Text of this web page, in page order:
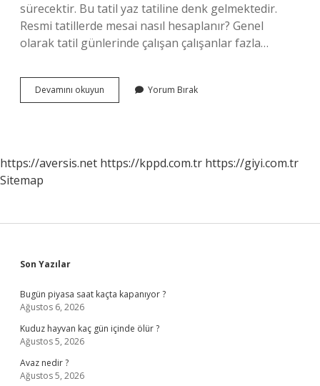
sürecektir. Bu tatil yaz tatiline denk gelmektedir.
Resmi tatillerde mesai nasıl hesaplanır? Genel
olarak tatil günlerinde çalışan çalışanlar fazla…
Devamını okuyun
Yılı
Yorum Bırak
https://aversis.net https://kppd.com.tr https://giyi.com.tr
Sitemap
Sidebar
Son Yazılar
Bugün piyasa saat kaçta kapanıyor ?
Ağustos 6, 2026
Kuduz hayvan kaç gün içinde ölür ?
Ağustos 5, 2026
Avaz nedir ?
Ağustos 5, 2026